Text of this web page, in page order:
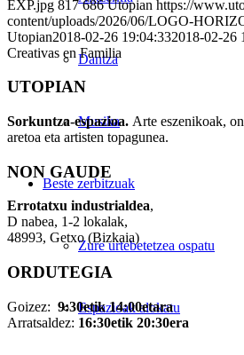
Dantza
Musika
Beste zerbitzuak
Zure urtebetetzea ospatu
Espazioak alokatu
EXP.jpg 817 686 Utopian https://
content/uploads/2026/06/LOGO-
Utopian2018-02-26 19:04:332018-02-26
Creativas en Familia
UTOPIAN
Sorkuntza-espazioa. Arte eszenikoak,
aretoa eta artisten topagunea.
NON GAUDE
Errotatxu industrialdea,
D nabea, 1-2 lokalak,
48993, Getxo (Bizkaia)
ORDUTEGIA
Goizez: 9:30etik 14:00etara
Arratsaldez: 16:30etik 20:30era